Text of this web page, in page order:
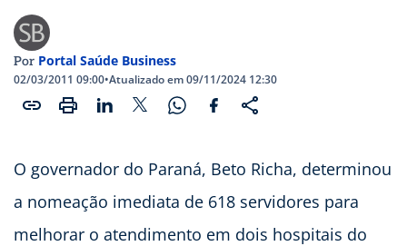
Por Portal Saúde Business
02/03/2011 09:00•Atualizado em 09/11/2024 12:30
O governador do Paraná, Beto Richa, determinou
a nomeação imediata de 618 servidores para
melhorar o atendimento em dois hospitais do